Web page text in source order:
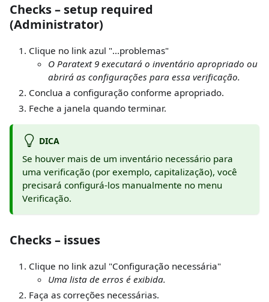
Checks – setup required
(Administrator)
Clique no link azul "...problemas"
O Paratext 9 executará o inventário apropriado ou
abrirá as configurações para essa verificação.
Conclua a configuração conforme apropriado.
Feche a janela quando terminar.
DICA
Se houver mais de um inventário necessário para
uma verificação (por exemplo, capitalização), você
precisará configurá-los manualmente no menu
Verificação.
Checks – issues
Clique no link azul "Configuração necessária"
Uma lista de erros é exibida.
Faça as correções necessárias.